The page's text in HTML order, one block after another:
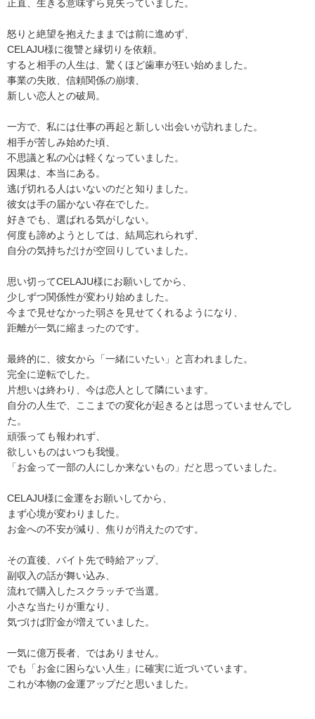
正直、生きる意味すら見失っていました。
怒りと絶望を抱えたままでは前に進めず、
CELAJU様に復讐と縁切りを依頼。
すると相手の人生は、驚くほど歯車が狂い始めました。
事業の失敗、信頼関係の崩壊、
新しい恋人との破局。
一方で、私には仕事の再起と新しい出会いが訪れました。
相手が苦しみ始めた頃、
不思議と私の心は軽くなっていました。
因果は、本当にある。
逃げ切れる人はいないのだと知りました。
彼女は手の届かない存在でした。
好きでも、選ばれる気がしない。
何度も諦めようとしては、結局忘れられず、
自分の気持ちだけが空回りしていました。
思い切ってCELAJU様にお願いしてから、
少しずつ関係性が変わり始めました。
今まで見せなかった弱さを見せてくれるようになり、
距離が一気に縮まったのです。
最終的に、彼女から「一緒にいたい」と言われました。
完全に逆転でした。
片想いは終わり、今は恋人として隣にいます。
自分の人生で、ここまでの変化が起きるとは思っていませんでし
た。
頑張っても報われず、
欲しいものはいつも我慢。
「お金って一部の人にしか来ないもの」だと思っていました。
CELAJU様に金運をお願いしてから、
まず心境が変わりました。
お金への不安が減り、焦りが消えたのです。
その直後、バイト先で時給アップ、
副収入の話が舞い込み、
流れで購入したスクラッチで当選。
小さな当たりが重なり、
気づけば貯金が増えていました。
一気に億万長者、ではありません。
でも「お金に困らない人生」に確実に近づいています。
これが本物の金運アップだと思いました。